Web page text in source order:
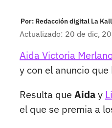
Por: Redacción digital La
Actualizado: 20 de dic,
Aida Victoria
y con el anuncio
Resulta que Aiday
el que se premia a